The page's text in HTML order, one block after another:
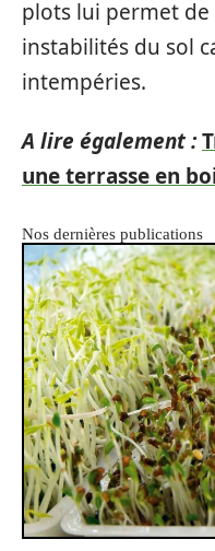
plots lui permet
instabilités du sol
intempéries.
A lire également :
une terrasse en
Nos dernières publications